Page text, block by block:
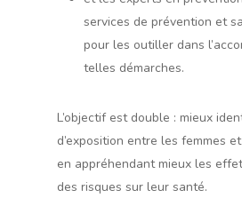
services de prévention et
pour les outiller dans
telles démarches.
L’objectif est double : mieux
d’exposition entre les femmes
en appréhendant mieux les
des risques sur leur santé.